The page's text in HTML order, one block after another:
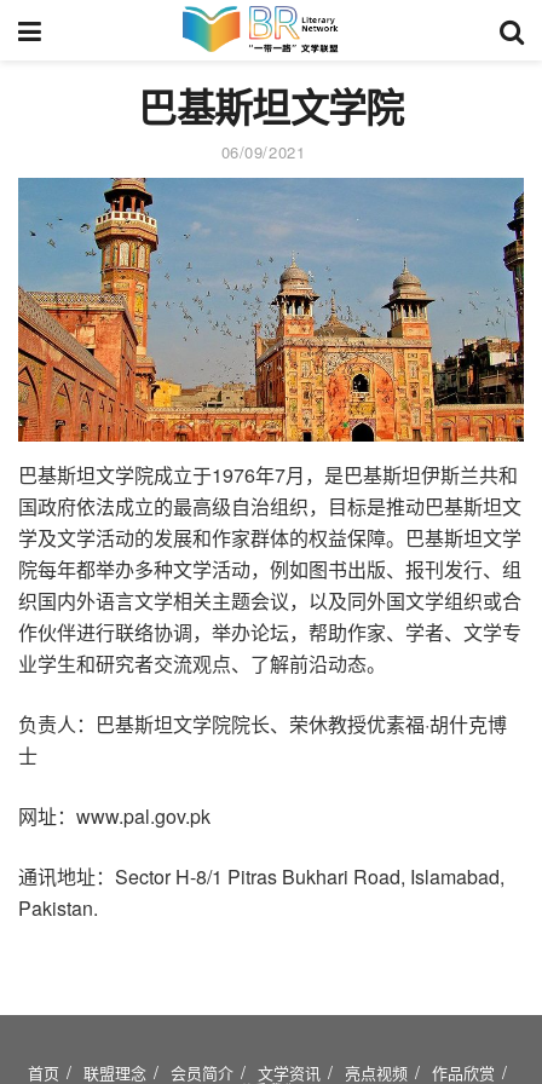
巴基斯坦文学院
06/09/2021
巴基斯坦文学院成立于1976年7月，是巴基斯坦伊斯兰共和
国政府依法成立的最高级自治组织，目标是推动巴基斯坦文
学及文学活动的发展和作家群体的权益保障。巴基斯坦文学
院每年都举办多种文学活动，例如图书出版、报刊发行、组
织国内外语言文学相关主题会议，以及同外国文学组织或合
作伙伴进行联络协调，举办论坛，帮助作家、学者、文学专
业学生和研究者交流观点、了解前沿动态。
负责人：巴基斯坦文学院院长、荣休教授优素福·胡什克博
士
网址：www.pal.gov.pk
通讯地址：Sector H-8/1 Pitras Bukhari Road, Islamabad,
Pakistan.
首页 联盟理念 会员简介 文学资讯 亮点视频 作品欣赏